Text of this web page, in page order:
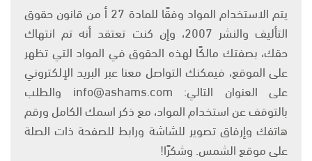
يتم الاستخدام المواد وفقًا للمادة 27 أ من قانون حقوق
التأليف والنشر 2007، وإن كنت تعتقد أنه تم انتهاك
حقك، بصفتك مالكًا لهذه الحقوق في المواد التي تظهر
على الموقع، فيمكنك التواصل معنا عبر البريد الإلكتروني
على العنوان التالي: info@ashams.com والطلب
بالتوقف عن استخدام المواد، مع ذكر اسمك الكامل ورقم
هاتفك وإرفاق تصوير للشاشة ورابط للصفحة ذات الصلة
على موقع الشمس. وشكرًا!